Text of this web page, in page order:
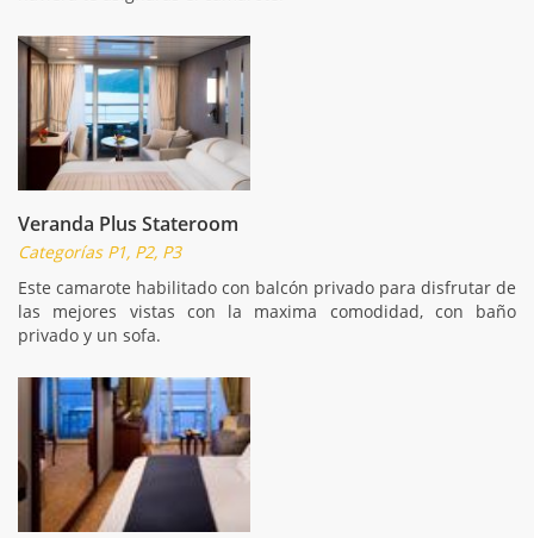
Veranda Plus Stateroom
Categorías P1, P2, P3
Este camarote habilitado con balcón privado para disfrutar de
las mejores vistas con la maxima comodidad, con baño
privado y un sofa.